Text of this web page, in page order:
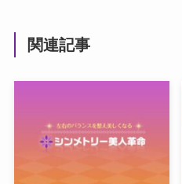
関連記事